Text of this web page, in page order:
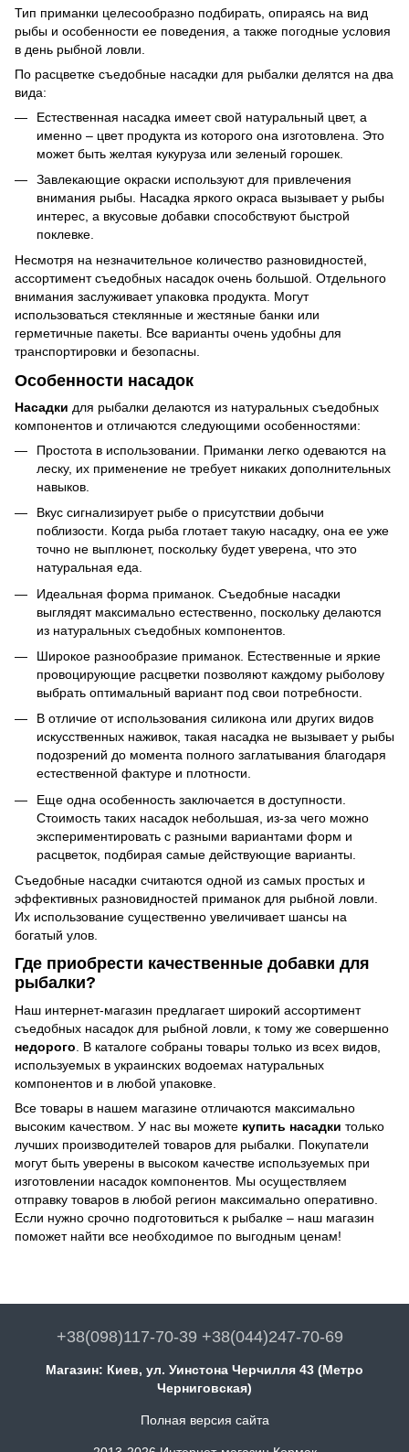
Тип приманки целесообразно подбирать, опираясь на вид
рыбы и особенности ее поведения, а также погодные условия
в день рыбной ловли.
По расцветке съедобные насадки для рыбалки делятся на два
вида:
Естественная насадка имеет свой натуральный цвет, а
именно – цвет продукта из которого она изготовлена. Это
может быть желтая кукуруза или зеленый горошек.
Завлекающие окраски используют для привлечения
внимания рыбы. Насадка яркого окраса вызывает у рыбы
интерес, а вкусовые добавки способствуют быстрой
поклевке.
Несмотря на незначительное количество разновидностей,
ассортимент съедобных насадок очень большой. Отдельного
внимания заслуживает упаковка продукта. Могут
использоваться стеклянные и жестяные банки или
герметичные пакеты. Все варианты очень удобны для
транспортировки и безопасны.
Особенности насадок
Насадки для рыбалки делаются из натуральных съедобных
компонентов и отличаются следующими особенностями:
Простота в использовании. Приманки легко одеваются на
леску, их применение не требует никаких дополнительных
навыков.
Вкус сигнализирует рыбе о присутствии добычи
поблизости. Когда рыба глотает такую насадку, она ее уже
точно не выплюнет, поскольку будет уверена, что это
натуральная еда.
Идеальная форма приманок. Съедобные насадки
выглядят максимально естественно, поскольку делаются
из натуральных съедобных компонентов.
Широкое разнообразие приманок. Естественные и яркие
провоцирующие расцветки позволяют каждому рыболову
выбрать оптимальный вариант под свои потребности.
В отличие от использования силикона или других видов
искусственных наживок, такая насадка не вызывает у рыбы
подозрений до момента полного заглатывания благодаря
естественной фактуре и плотности.
Еще одна особенность заключается в доступности.
Стоимость таких насадок небольшая, из-за чего можно
экспериментировать с разными вариантами форм и
расцветок, подбирая самые действующие варианты.
Съедобные насадки считаются одной из самых простых и
эффективных разновидностей приманок для рыбной ловли.
Их использование существенно увеличивает шансы на
богатый улов.
Где приобрести качественные добавки для
рыбалки?
Наш интернет-магазин предлагает широкий ассортимент
съедобных насадок для рыбной ловли, к тому же совершенно
недорого . В каталоге собраны товары только из всех видов,
используемых в украинских водоемах натуральных
компонентов и в любой упаковке.
Все товары в нашем магазине отличаются максимально
высоким качеством. У нас вы можете купить насадки только
лучших производителей товаров для рыбалки. Покупатели
могут быть уверены в высоком качестве используемых при
изготовлении насадок компонентов. Мы осуществляем
отправку товаров в любой регион максимально оперативно.
Если нужно срочно подготовиться к рыбалке – наш магазин
поможет найти все необходимое по выгодным ценам!
+38(098)117-70-39 +38(044)247-70-69
Магазин: Киев, ул. Уинстона Черчилля 43 (Метро
Черниговская)
Полная версия сайта